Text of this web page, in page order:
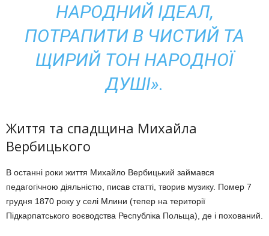
НАРОДНИЙ ІДЕАЛ,
ПОТРАПИТИ В ЧИСТИЙ ТА
ЩИРИЙ ТОН НАРОДНОЇ
ДУШІ».
Життя та спадщина Михайла
Вербицького
В останні роки життя Михайло Вербицький займався
педагогічною діяльністю, писав статті, творив музику. Помер 7
грудня 1870 року у селі Млини (тепер на території
Підкарпатського воєводства Республіка Польща), де і похований.